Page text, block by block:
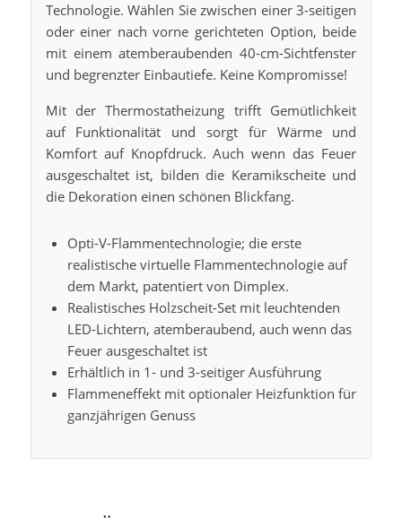
Technologie. Wählen Sie zwischen einer 3-seitigen
oder einer nach vorne gerichteten Option, beide
mit einem atemberaubenden 40-cm-Sichtfenster
und begrenzter Einbautiefe. Keine Kompromisse!
Mit der Thermostatheizung trifft Gemütlichkeit
auf Funktionalität und sorgt für Wärme und
Komfort auf Knopfdruck. Auch wenn das Feuer
ausgeschaltet ist, bilden die Keramikscheite und
die Dekoration einen schönen Blickfang.
Opti-V-Flammentechnologie; die erste
realistische virtuelle Flammentechnologie auf
dem Markt, patentiert von Dimplex.
Realistisches Holzscheit-Set mit leuchtenden
LED-Lichtern, atemberaubend, auch wenn das
Feuer ausgeschaltet ist
Erhältlich in 1- und 3-seitiger Ausführung
Flammeneffekt mit optionaler Heizfunktion für
ganzjährigen Genuss